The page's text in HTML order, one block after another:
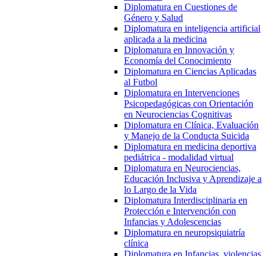
Diplomatura en Cuestiones de
Género y Salud
Diplomatura en inteligencia artificial
aplicada a la medicina
Diplomatura en Innovación y
Economía del Conocimiento
Diplomatura en Ciencias Aplicadas
al Futbol
Diplomatura en Intervenciones
Psicopedagógicas con Orientación
en Neurociencias Cognitivas
Diplomatura en Clínica, Evaluación
y Manejo de la Conducta Suicida
Diplomatura en medicina deportiva
pediátrica - modalidad virtual
Diplomatura en Neurociencias,
Educación Inclusiva y Aprendizaje a
lo Largo de la Vida
Diplomatura Interdisciplinaria en
Protección e Intervención con
Infancias y Adolescencias
Diplomatura en neuropsiquiatría
clínica
Diplomatura en Infancias, violencias